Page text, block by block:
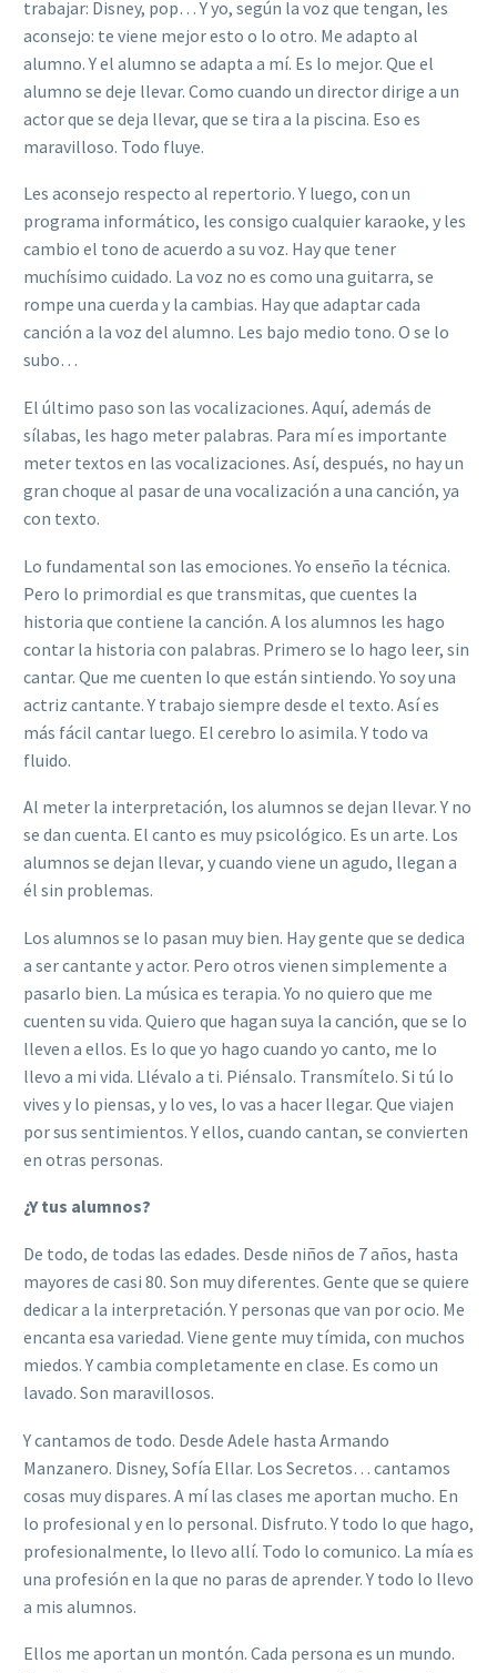
trabajar: Disney, pop… Y yo, según la voz que tengan, les
aconsejo: te viene mejor esto o lo otro. Me adapto al
alumno. Y el alumno se adapta a mí. Es lo mejor. Que el
alumno se deje llevar. Como cuando un director dirige a un
actor que se deja llevar, que se tira a la piscina. Eso es
maravilloso. Todo fluye.
Les aconsejo respecto al repertorio. Y luego, con un
programa informático, les consigo cualquier karaoke, y les
cambio el tono de acuerdo a su voz. Hay que tener
muchísimo cuidado. La voz no es como una guitarra, se
rompe una cuerda y la cambias. Hay que adaptar cada
canción a la voz del alumno. Les bajo medio tono. O se lo
subo…
El último paso son las vocalizaciones. Aquí, además de
sílabas, les hago meter palabras. Para mí es importante
meter textos en las vocalizaciones. Así, después, no hay un
gran choque al pasar de una vocalización a una canción, ya
con texto.
Lo fundamental son las emociones. Yo enseño la técnica.
Pero lo primordial es que transmitas, que cuentes la
historia que contiene la canción. A los alumnos les hago
contar la historia con palabras. Primero se lo hago leer, sin
cantar. Que me cuenten lo que están sintiendo. Yo soy una
actriz cantante. Y trabajo siempre desde el texto. Así es
más fácil cantar luego. El cerebro lo asimila. Y todo va
fluido.
Al meter la interpretación, los alumnos se dejan llevar. Y no
se dan cuenta. El canto es muy psicológico. Es un arte. Los
alumnos se dejan llevar, y cuando viene un agudo, llegan a
él sin problemas.
Los alumnos se lo pasan muy bien. Hay gente que se dedica
a ser cantante y actor. Pero otros vienen simplemente a
pasarlo bien. La música es terapia. Yo no quiero que me
cuenten su vida. Quiero que hagan suya la canción, que se lo
lleven a ellos. Es lo que yo hago cuando yo canto, me lo
llevo a mi vida. Llévalo a ti. Piénsalo. Transmítelo. Si tú lo
vives y lo piensas, y lo ves, lo vas a hacer llegar. Que viajen
por sus sentimientos. Y ellos, cuando cantan, se convierten
en otras personas.
¿Y tus alumnos?
De todo, de todas las edades. Desde niños de 7 años, hasta
mayores de casi 80. Son muy diferentes. Gente que se quiere
dedicar a la interpretación. Y personas que van por ocio. Me
encanta esa variedad. Viene gente muy tímida, con muchos
miedos. Y cambia completamente en clase. Es como un
lavado. Son maravillosos.
Y cantamos de todo. Desde Adele hasta Armando
Manzanero. Disney, Sofía Ellar. Los Secretos… cantamos
cosas muy dispares. A mí las clases me aportan mucho. En
lo profesional y en lo personal. Disfruto. Y todo lo que hago,
profesionalmente, lo llevo allí. Todo lo comunico. La mía es
una profesión en la que no paras de aprender. Y todo lo llevo
a mis alumnos.
Ellos me aportan un montón. Cada persona es un mundo.